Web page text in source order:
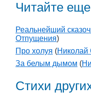
Читайте
Реальнейший
Отпущения)
Про холуя (Николай
За белым дымом (
Стихи